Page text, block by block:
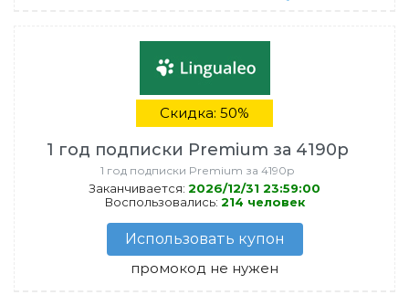
Скидка: 50%
1 год подписки Premium за 4190р
1 год подписки Premium за 4190р
Заканчивается: 2026/12/31 23:59:00
Воспользовались: 214 человек
Использовать купон
промокод не нужен